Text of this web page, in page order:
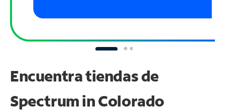
Encuentra tiendas de
Spectrumin Colorado